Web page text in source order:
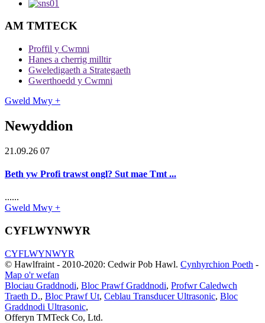
AM TMTECK
Proffil y Cwmni
Hanes a cherrig milltir
Gweledigaeth a Strategaeth
Gwerthoedd y Cwmni
Gweld Mwy +
Newyddion
21.09.26 07
Beth yw Profi trawst ongl? Sut mae Tmt ...
......
Gweld Mwy +
CYFLWYNWYR
CYFLWYNWYR
© Hawlfraint - 2010-2020: Cedwir Pob Hawl. Cynhyrchion Poeth -
Map o'r wefan
Blociau Graddnodi, Bloc Prawf Graddnodi, Profwr Caledwch
Traeth D., Bloc Prawf Ut, Ceblau Transducer Ultrasonic, Bloc
Graddnodi Ultrasonic,
Offeryn TMTeck Co, Ltd.